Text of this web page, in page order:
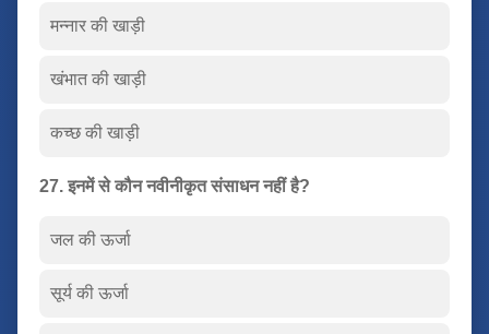
मन्नार की खाड़ी
खंभात की खाड़ी
कच्छ की खाड़ी
27. इनमें से कौन नवीनीकृत संसाधन नहीं है?
जल की ऊर्जा
सूर्य की ऊर्जा